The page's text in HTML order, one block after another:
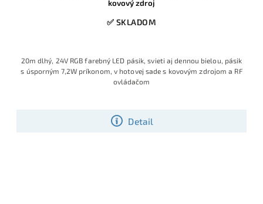
kovový zdroj
✅ SKLADOM
Detail
20m dlhý, 24V RGB farebný LED pásik, svieti aj dennou bielou, pásik
s úsporným 7,2W príkonom, v hotovej sade s kovovým zdrojom a RF
ovládačom